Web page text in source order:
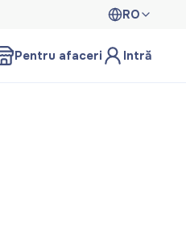
RO
Pentru afaceri Intră